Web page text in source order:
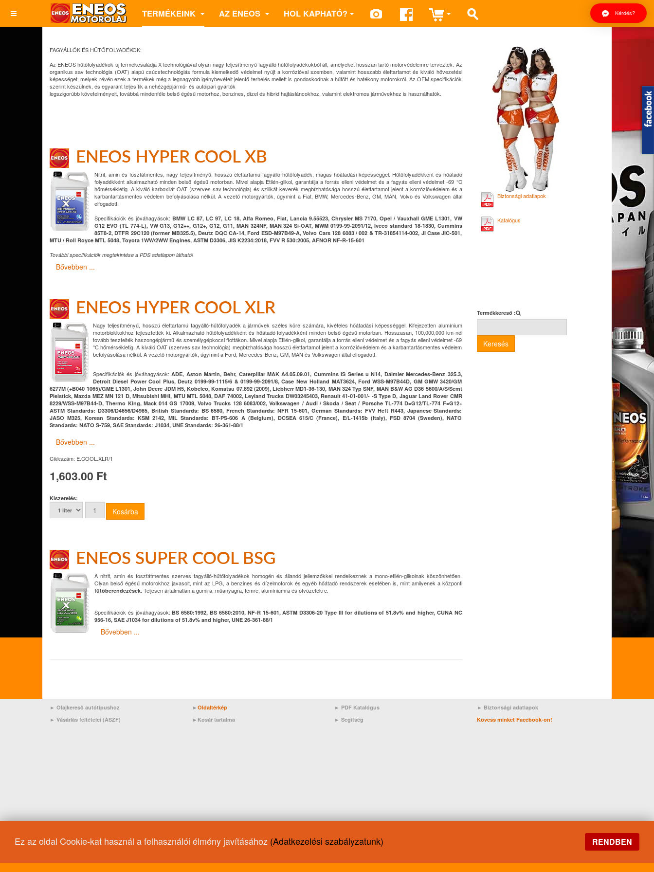
Kérdés?
TERMÉKEINK AZ ENEOS HOL KAPHATÓ?
FAGYÁLLÓK ÉS HŰTŐFOLYADÉKOK:
Az ENEOS hűtőfolyadékok új termékcsaládja X technológiával olyan nagy teljesítményű fagyálló hűtőfolyadékokból áll, amelyeket hosszan tartó motorvédelemre terveztek. Az
organikus sav technológia (OAT) alapú csúcstechnológiás formula kiemelkedő védelmet nyújt a korrózióval szemben, valamint hosszabb élettartamot és kiváló hővezetési
képességet, melyek révén ezek a termékek még a legnagyobb igénybevételt jelentő terhelés mellett is gondoskodnak a hűtött és hatékony motorokról. Az OEM specifikációk
szerint készülnek, és egyaránt teljesítik a nehézgépjármű- és autóipari gyártók
legszigorúbb követelményeit, továbbá mindenféle belső égésű motorhoz, benzines, dízel és hibrid hajtásláncokhoz, valamint elektromos járművekhez is használhatók.
ENEOS HYPER COOL XB
Nitrit, amin és foszfátmentes, nagy teljesítményű, hosszú élettartamú fagyálló-hűtőfolyadék, magas hőátadási képességgel. Hűtőfolyadékként és hőátadó
folyadékként alkalmazható minden belső égésű motorban. Mivel alapja Etilén-glikol, garantálja a forrás elleni védelmet és a fagyás elleni védelmet -69 °C
hőmérsékletig. A kiváló karboxilát OAT (szerves sav technológia) és szilikát keverék megbízhatósága hosszú élettartamot jelent a korrózióvédelem és a
karbantartásmentes védelem befolyásolása nélkül. A vezető motorgyártók, úgymint a Fiat, BMW, Mercedes-Benz, GM, MAN, Volvo és Volkswagen által
elfogadott.
Specifikációk és jóváhagyások: BMW LC 87, LC 97, LC 18, Alfa Romeo, Fiat, Lancia 9.55523, Chrysler MS 7170, Opel / Vauxhall GME L1301, VW
G12 EVO (TL 774-L), VW G13, G12++, G12+, G12, G11, MAN 324NF, MAN 324 Si-OAT, MWM 0199-99-2091/12, Iveco standard 18-1830, Cummins
85T8-2, DTFR 29C120 (former MB325.5), Deutz DQC CA-14, Ford ESD-M97B49-A, Volvo Cars 128 6083 / 002 & TR-31854114-002, JI Case JIC-501,
MTU / Roll Royce MTL 5048, Toyota 1WW/2WW Engines, ASTM D3306, JIS K2234:2018, FVV R 530:2005, AFNOR NF-R-15-601
További specifikációk megtekintése a PDS adatlapon látható!
Bővebben ...
ENEOS HYPER COOL XLR
Nagy teljesítményű, hosszú élettartamú fagyálló-hűtőfolyadék a járművek széles köre számára, kivételes hőátadási képességgel. Kifejezetten alumínium
motorblokkokhoz fejlesztették ki. Alkalmazható hűtőfolyadékként és hőátadó folyadékként minden belső égésű motorban. Hosszasan, 100,000,000 km-nél
tovább tesztelték haszongépjármű és személygépkocsi flottákon. Mivel alapja Etilén-glikol, garantálja a forrás elleni védelmet és a fagyás elleni védelmet -69
°C hőmérsékletig. A kiváló OAT (szerves sav technológia) megbízhatósága hosszú élettartamot jelent a korrózióvédelem és a karbantartásmentes védelem
befolyásolása nélkül. A vezető motorgyártók, úgymint a Ford, Mercedes-Benz, GM, MAN és Volkswagen által elfogadott.
Specifikációk és jóváhagyások:ADE, Aston Martin, Behr, Caterpillar MAK A4.05.09.01, Cummins IS Series u N14, Daimler Mercedes-Benz 325.3,
Detroit Diesel Power Cool Plus, Deutz 0199-99-1115/6 & 0199-99-2091/8, Case New Holland MAT3624, Ford WSS-M97B44D, GM GMW 3420/GM
6277M (+B040 1065)/GME L1301, John Deere JDM H5, Kobelco, Komatsu 07.892 (2009), Liebherr MD1-36-130, MAN 324 Typ SNF, MAN B&W AG D36 5600/A/S/Semt
Pielstick, Mazda MEZ MN 121 D, Mitsubishi MHI, MTU MTL 5048, DAF 74002, Leyland Trucks DW03245403, Renault 41-01-001/- -S Type D, Jaguar Land Rover CMR
8229/WSS-M97B44-D, Thermo King, Mack 014 GS 17009, Volvo Trucks 128 6083/002, Volkswagen / Audi / Skoda / Seat / Porsche TL-774 D=G12/TL-774 F=G12+
ASTM Standards: D3306/D4656/D4985, British Standards: BS 6580, French Standards: NFR 15-601, German Standards: FVV Heft R443, Japanese Standards:
JASO M325, Korean Standards: KSM 2142, MIL Standards: BT-PS-606 A (Belgium), DCSEA 615/C (France), E/L-1415b (Italy), FSD 8704 (Sweden), NATO
Standards: NATO S-759, SAE Standards: J1034, UNE Standards: 26-361-88/1
Bővebben ...
Cikkszám: E.COOL.XLR/1
1,603.00 Ft
Kiszerelés:
ENEOS SUPER COOL BSG
A nitrit, amin és foszfátmentes szerves fagyálló-hűtőfolyadékok homogén és állandó jellemzőkkel rendelkeznek a mono-etilén-glikolnak köszönhetően.
Olyan belső égésű motorokhoz javasolt, mint az LPG, a benzines és dízelmotorok és egyéb hőátadó rendszerek esetében is, mint amilyenek a központi
fűtőberendezések. Teljesen ártalmatlan a gumira, műanyagra, fémre, alumíniumra és ötvözetekre.
Specifikációk és jóváhagyások: BS 6580:1992, BS 6580:2010, NF-R 15-601, ASTM D3306-20 Type III for dilutions of 51.8v% and higher, CUNA NC
956-16, SAE J1034 for dilutions of 51.8v% and higher, UNE 26-361-88/1
Bővebben ...
Biztonsági adatlapok
Katalógus
Termékkereső :
Keresés
► Olajkereső autótípushoz
► Vásárlás feltételei (ÁSZF)
► Oldaltérkép
► Kosár tartalma
► PDF Katalógus
► Segítség
► Biztonsági adatlapok
Kövess minket Facebook-on!
Ez az oldal Cookie-kat használ a felhasználói élmény javításához (Adatkezelési szabályzatunk) RENDBEN